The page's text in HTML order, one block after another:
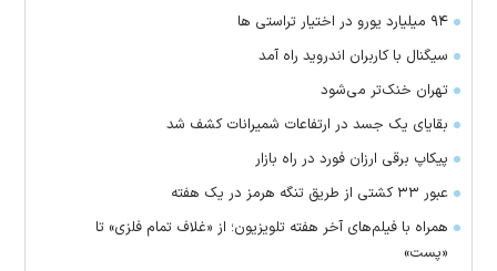
۹۴ میلیارد یورو در اختیار تراستی ها
سیگنال با کاربران اندروید راه آمد
تهران خنک‌تر می‌شود
بقایای یک جسد در ارتفاعات شمیرانات کشف شد
پیکاپ برقی ارزان فورد در راه بازار
عبور ۳۳ کشتی از طریق تنگه هرمز در یک هفته
همراه با فیلم‌های آخر هفته تلویزیون؛ از «غلاف تمام فلزی» تا
«پست»